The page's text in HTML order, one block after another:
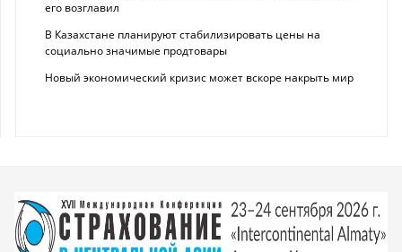
его возглавил
В Казахстане планируют стабилизировать цены на
социально значимые продтовары
Новый экономический кризис может вскоре накрыть мир